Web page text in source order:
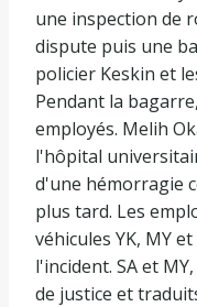
une inspection de
dispute puis une
policier Keskin et
Pendant la
employés. Melih
l'hôpital
d'une hémorragie
plus tard. Les
véhicules YK, MY
l'incident. SA et
de justice et